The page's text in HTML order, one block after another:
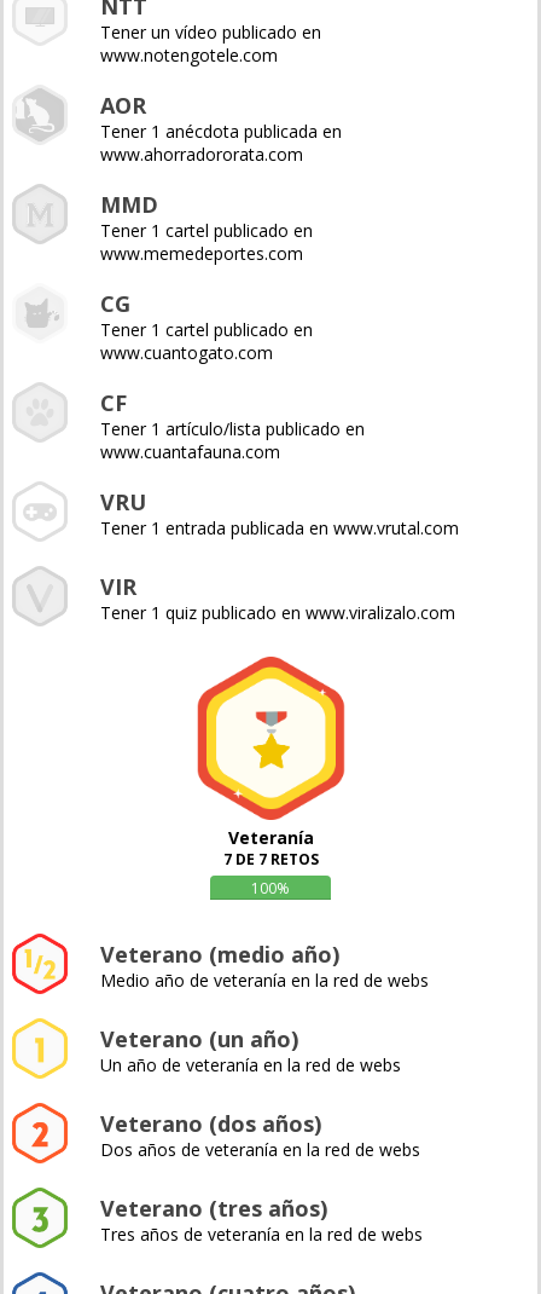
NTT
Tener un vídeo publicado en
www.notengotele.com
AOR
Tener 1 anécdota publicada en
www.ahorradororata.com
MMD
Tener 1 cartel publicado en
www.memedeportes.com
CG
Tener 1 cartel publicado en
www.cuantogato.com
CF
Tener 1 artículo/lista publicado en
www.cuantafauna.com
VRU
Tener 1 entrada publicada en www.vrutal.com
VIR
Tener 1 quiz publicado en www.viralizalo.com
Veteranía
7 DE 7 RETOS
100%
Veterano (medio año)
Medio año de veteranía en la red de webs
Veterano (un año)
Un año de veteranía en la red de webs
Veterano (dos años)
Dos años de veteranía en la red de webs
Veterano (tres años)
Tres años de veteranía en la red de webs